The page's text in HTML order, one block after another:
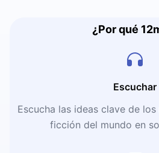
¿Por qué
Escuchar
Escucha las ideas clave de
ficción del mundo en